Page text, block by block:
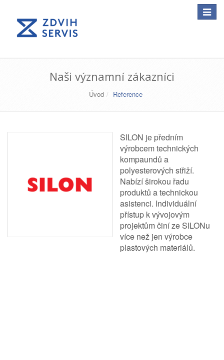
Toggle
Naši významní zákazníci
Úvod Reference
SILON je předním
výrobcem technických
kompaundů a
polyesterových střiží.
Nabízí širokou řadu
produktů a technickou
asistenci. Individuální
přístup k vývojovým
projektům činí ze SILONu
více než jen výrobce
plastových materiálů.